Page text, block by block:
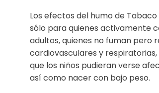
Los efectos del humo de
sólo para quienes activamente
adultos, quienes no fuman pero
cardiovasculares y
que los niños pudieran verse
así como nacer con bajo peso.